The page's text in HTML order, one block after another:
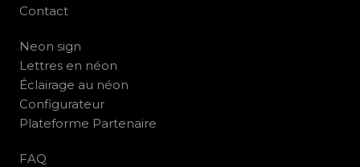
Contact
Neon sign
Lettres en néon
Éclairage au néon
Configurateur
Plateforme Partenaire
FAQ